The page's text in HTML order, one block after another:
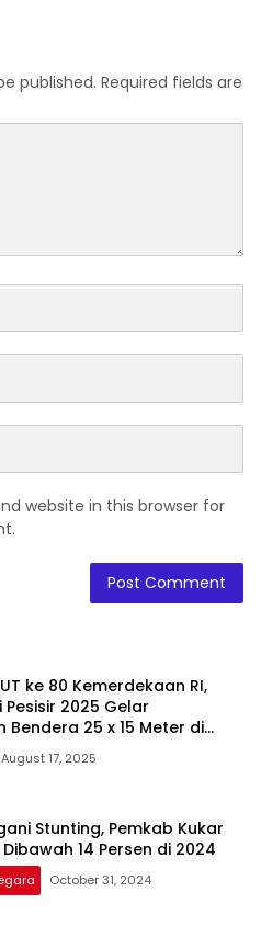
published. Required fields are
website in this browser for
ke 80 Kemerdekaan RI,
2025 Gelar
Bendera 25 x 15 Meter di
Dinding
August 17, 2025
Stunting, Pemkab Kukar
14 Persen di 2024
October 31, 2024